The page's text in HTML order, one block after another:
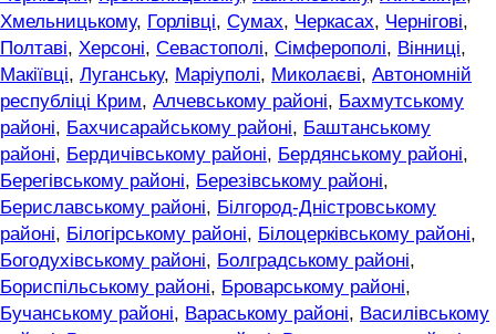
Хмельницькому, Горлівці, Сумах, Черкасах, Чернігові,
Полтаві, Херсоні, Севастополі, Сімферополі, Вінниці,
Макіївці, Луганську, Маріуполі, Миколаєві, Автономній
республіці Крим, Алчевському районі, Бахмутському
районі, Бахчисарайському районі, Баштанському
районі, Бердичівському районі, Бердянському районі,
Берегівському районі, Березівському районі,
Бериславському районі, Білгород-Дністровському
районі, Білогірському районі, Білоцерківському районі,
Богодухівському районі, Болградському районі,
Бориспільському районі, Броварському районі,
Бучанському районі, Вараському районі, Василівському